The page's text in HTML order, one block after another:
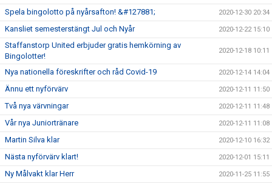
Spela bingolotto på nyårsafton! &#127881; 2020-12-30 20:34
Kansliet semesterstängt Jul och Nyår 2020-12-22 15:10
Staffanstorp United erbjuder gratis hemkörning av
Bingolotter!
2020-12-18 10:11
Nya nationella föreskrifter och råd Covid-19 2020-12-14 14:04
Ännu ett nyförvärv 2020-12-11 11:50
Två nya värvningar 2020-12-11 11:48
Vår nya Juniortränare 2020-12-11 11:08
Martin Silva klar 2020-12-10 16:32
Nästa nyförvärv klart! 2020-12-01 15:11
Ny Målvakt klar Herr 2020-11-25 11:55